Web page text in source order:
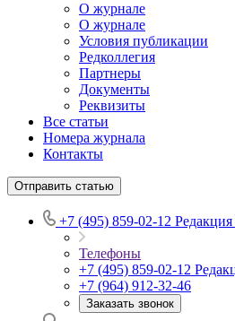
О журнале
О журнале
Условия публикации
Редколлегия
Партнеры
Документы
Реквизиты
Все статьи
Номера журнала
Контакты
Отправить статью
+7 (495) 859-02-12
Телефоны
+7 (495) 859-02-12
+7 (964) 912-32-46
Заказать звонок